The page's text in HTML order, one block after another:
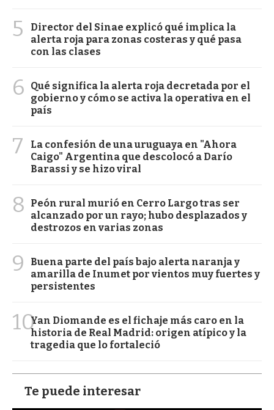
5
Director del Sinae explicó qué implica la
alerta roja para zonas costeras y qué pasa
con las clases
6
Qué significa la alerta roja decretada por el
gobierno y cómo se activa la operativa en el
país
7
La confesión de una uruguaya en "Ahora
Caigo" Argentina que descolocó a Darío
Barassi y se hizo viral
8
Peón rural murió en Cerro Largo tras ser
alcanzado por un rayo; hubo desplazados y
destrozos en varias zonas
9
Buena parte del país bajo alerta naranja y
amarilla de Inumet por vientos muy fuertes y
persistentes
10Yan Diomande es el fichaje más caro en la
historia de Real Madrid: origen atípico y la
tragedia que lo fortaleció
Te puede interesar